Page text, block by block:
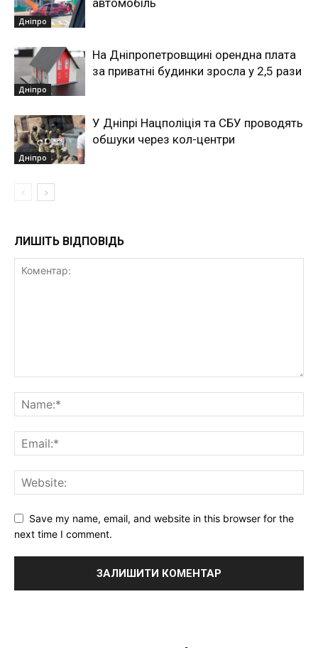
Дніпро
автомобіль
Дніпро
На Дніпропетровщині орендна плата
за приватні будинки зросла у 2,5 рази
Дніпро
У Дніпрі Нацполіція та СБУ проводять
обшуки через кол-центри
ЛИШІТЬ ВІДПОВІДЬ
Save my name, email, and website in this browser for the
next time I comment.